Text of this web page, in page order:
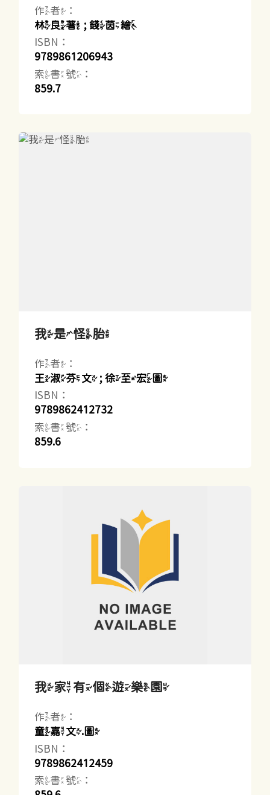
作者：
林良著 ; 錢茵繪
ISBN：
9789861206943
索書號：
859.7
我是怪胎
作者：
王淑芬文 ; 徐至宏圖
ISBN：
9789862412732
索書號：
859.6
我家有個遊樂園
作者：
童嘉文.圖
ISBN：
9789862412459
索書號：